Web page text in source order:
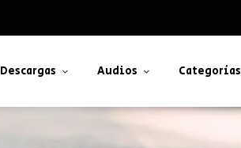
Descargas Audios Categorías